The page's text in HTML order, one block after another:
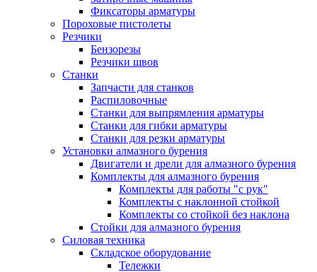
Фиксаторы арматуры
Пороховые пистолеты
Резчики
Бензорезы
Резчики швов
Станки
Запчасти для станков
Распиловочные
Станки для выпрямления арматуры
Станки для гибки арматуры
Станки для резки арматуры
Установки алмазного бурения
Двигатели и дрели для алмазного бурения
Комплекты для алмазного бурения
Комплекты для работы "с рук"
Комплекты с наклонной стойкой
Комплекты со стойкой без наклона
Стойки для алмазного бурения
Силовая техника
Складское оборудование
Тележки